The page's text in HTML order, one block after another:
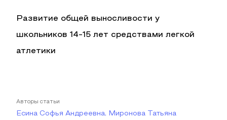
Развитие общей выносливости у
школьников 14-15 лет средствами легкой
атлетики
Авторы статьи
Есина Софья Андреевна, Миронова Татьяна